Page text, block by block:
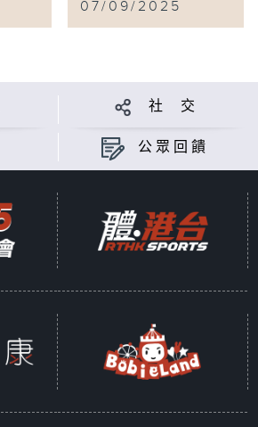
07/09/2025
社 交
公眾回饋